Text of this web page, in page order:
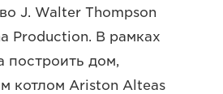
J. Walter Thompson
Production. В рамках
построить дом,
котлом Ariston Alteas